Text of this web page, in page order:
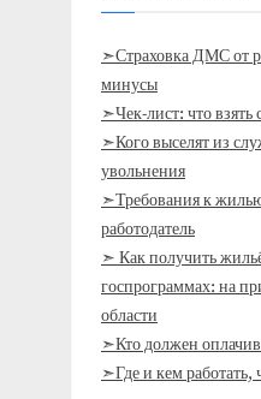
➣Страховка ДМС от
минусы
➣Чек-лист: что взять
➣Кого выселят из
увольнения
➣Требования к
работодатель
➣ Как получить
госпрограммах: на
области
➣Кто должен
➣Где и кем